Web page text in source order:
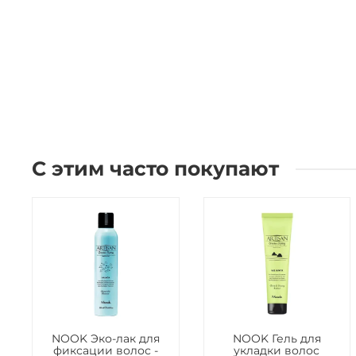
С этим часто покупают
NOOK Эко-лак для
фиксации волос -
NOOK Гель для
укладки волос